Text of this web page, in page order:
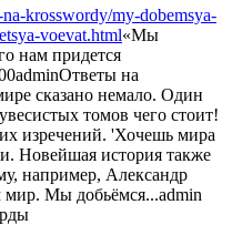
krosswordy/my-dobemsya-
voevat.html«Мы
нам придется
adminОтветы на
сказано немало. Один
томов чего стоит!
изречений. 'Хочешь мира
Новейшая история также
например, Александр
мир. Мы добьёмся...admin